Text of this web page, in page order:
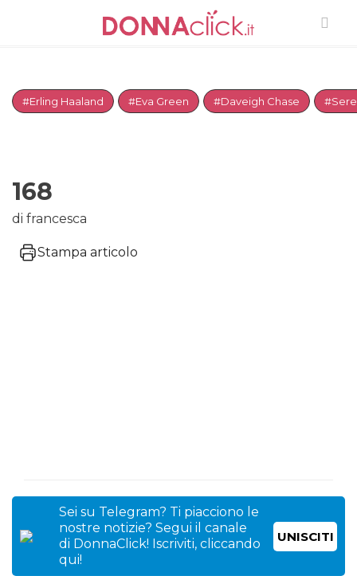
#Erling Haaland #Eva Green #Daveigh Chase
168
di francesca
Stampa articolo
Sei su Telegram? Ti piacciono le
nostre notizie? Segui il canale
di DonnaClick! Iscriviti, cliccando
qui!
UNISCITI